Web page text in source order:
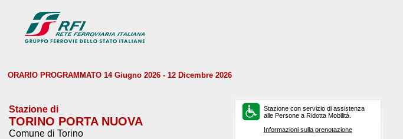
ORARIO PROGRAMMATO 14 Giugno 2026 - 12 Dicembre 2026
Stazione di
TORINO PORTA NUOVA
Comune di Torino
Stazione con servizio di assistenza
alle Persone a Ridotta Mobilità.
Informazioni sulla prenotazione